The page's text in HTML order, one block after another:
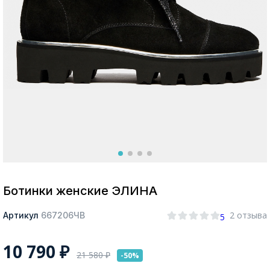
Москва
Ботинки женские ЭЛИНА
Артикул 667206ЧВ 5 2 отзыва
10 790 ₽ 21 580₽ -50%